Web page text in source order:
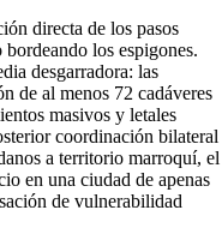
directa de los pasos
los espigones.
desgarradora: las
de al menos 72 cadáveres
masivos y letales
coordinación bilateral
a territorio marroquí, el
en una ciudad de apenas
de vulnerabilidad